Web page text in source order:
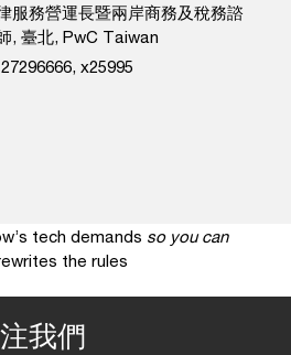
服務營運長暨兩岸商務及稅務諮
, 臺北, PwC Taiwan
x25995
tech demands so you can
the rules
我們